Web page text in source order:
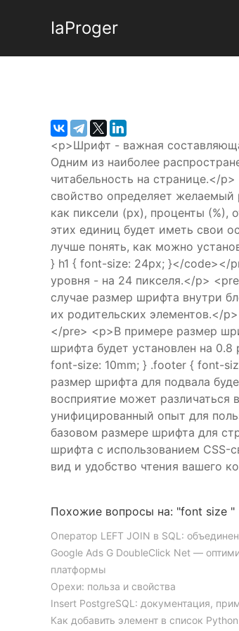
IaProger
<p>Шрифт - важная
Одним из наиболее
читабельность на странице.</
свойство определяет
как пиксели (px), проценты (%),
этих единиц будет иметь свои
лучше понять, как можно
} h1 { font-size: 24px; }</code></
уровня - на 24 пикселя.</p>
случае размер шрифта внутри
их родительских элементов.</
</pre> <p>В примере размер
шрифта будет установлен на
font-size: 10mm; } .footer { font-
размер шрифта для подвала
восприятие может различаться
унифицированный опыт для
базовом размере шрифта для
шрифта с использованием CSS-
вид и удобство чтения вашего
Похожие вопросы на: "font size "
Оператор LEFT JOIN в SQL:
Google Ads G DoubleClick Net —
платформы
Орехи: польза и свойства
Insert PostgreSQL: документация,
Как добавить элемент в список Python